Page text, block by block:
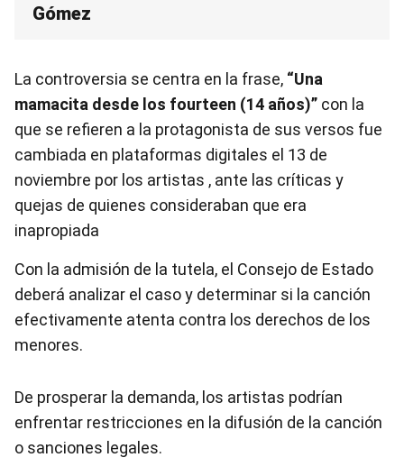
Gómez
La controversia se centra en la frase, “Una
mamacita desde los fourteen (14 años)” con la
que se refieren a la protagonista de sus versos fue
cambiada en plataformas digitales el 13 de
noviembre por los artistas , ante las críticas y
quejas de quienes consideraban que era
inapropiada
Con la admisión de la tutela, el Consejo de Estado
deberá analizar el caso y determinar si la canción
efectivamente atenta contra los derechos de los
menores.
De prosperar la demanda, los artistas podrían
enfrentar restricciones en la difusión de la canción
o sanciones legales.